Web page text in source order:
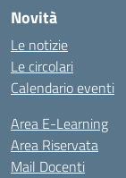
Novità
Le notizie
Le circolari
Calendario eventi
Area E-Learning
Area Riservata
Mail Docenti